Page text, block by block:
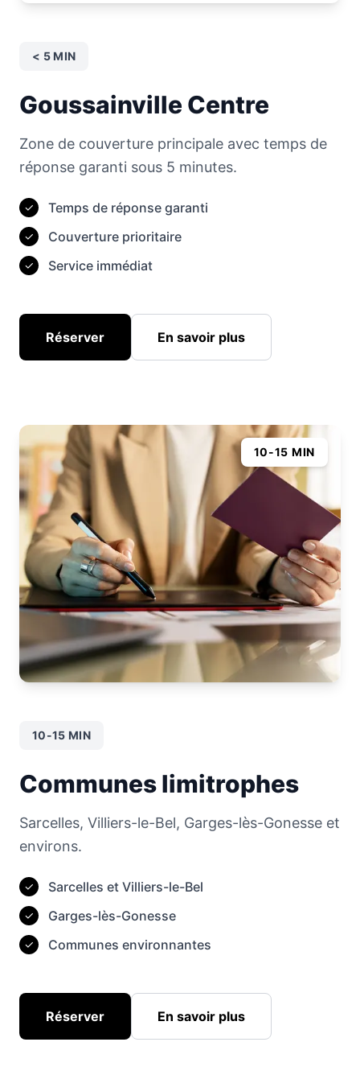
< 5 MIN
Goussainville Centre
Zone de couverture principale avec temps de
réponse garanti sous 5 minutes.
✓ Temps de réponse garanti
✓ Couverture prioritaire
✓ Service immédiat
Réserver En savoir plus
10-15 MIN
10-15 MIN
Communes limitrophes
Sarcelles, Villiers-le-Bel, Garges-lès-Gonesse et
environs.
✓ Sarcelles et Villiers-le-Bel
✓ Garges-lès-Gonesse
✓ Communes environnantes
Réserver En savoir plus